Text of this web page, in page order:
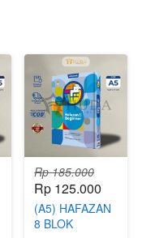
Rp 185.000
Rp 125.000
(A5) HAFAZAN
8 BLOK